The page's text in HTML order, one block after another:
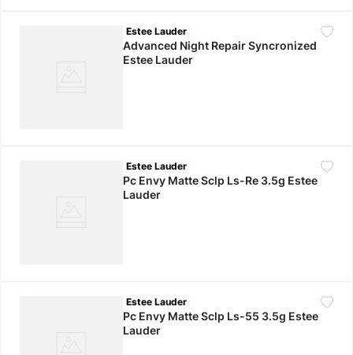
Estee Lauder
Advanced Night Repair Syncronized
Estee Lauder
Estee Lauder
Pc Envy Matte Sclp Ls-Re 3.5g Estee
Lauder
Estee Lauder
Pc Envy Matte Sclp Ls-55 3.5g Estee
Lauder